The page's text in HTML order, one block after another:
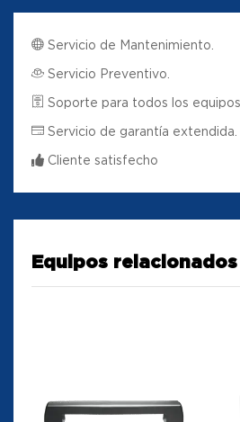
Servicio de Mantenimiento.
Servicio Preventivo.
Soporte para todos los equipos.
Servicio de garantía extendida.
Cliente satisfecho
Equipos relacionados